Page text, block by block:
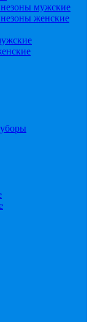
мужские
женские